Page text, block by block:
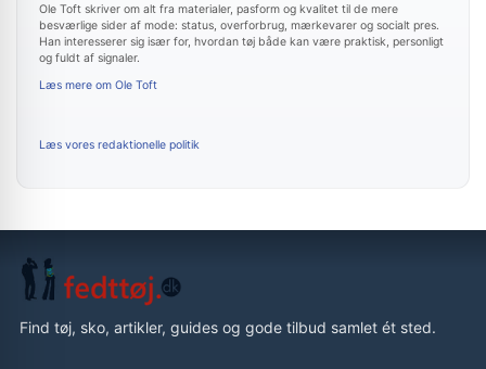
Ole Toft skriver om alt fra materialer, pasform og kvalitet til de mere
besværlige sider af mode: status, overforbrug, mærkevarer og socialt pres.
Han interesserer sig især for, hvordan tøj både kan være praktisk, personligt
og fuldt af signaler.
Læs mere om Ole Toft
Læs vores redaktionelle politik
Find tøj, sko, artikler, guides og gode tilbud samlet ét sted.